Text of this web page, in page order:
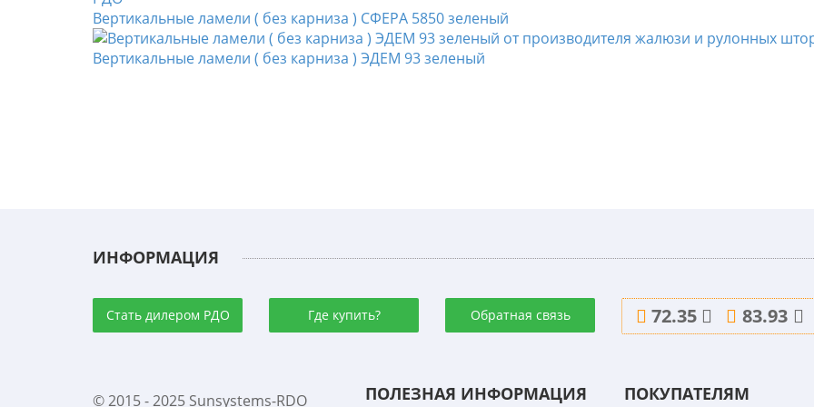
Вертикальные ламели ( без карниза ) СФЕРА 5850 зеленый
Вертикальные ламели ( без карниза ) ЭДЕМ 93 зеленый
ИНФОРМАЦИЯ
Стать дилером РДО Где купить? Обратная связь 72.35 83.93
© 2015 - 2025 Sunsystems-RDO ПОЛЕЗНАЯ ИНФОРМАЦИЯ ПОКУПАТЕЛЯМ